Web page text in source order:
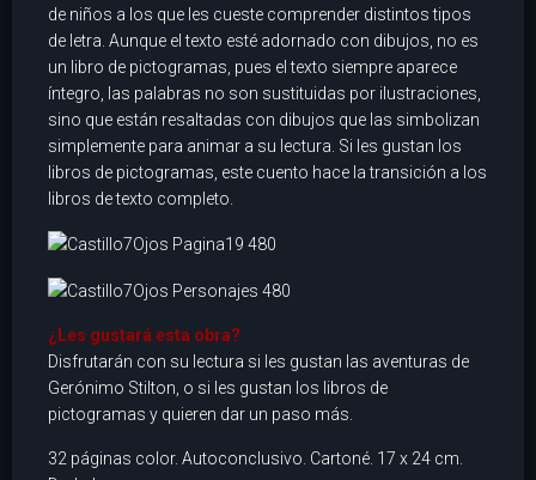
de niños a los que les cueste comprender distintos tipos
de letra. Aunque el texto esté adornado con dibujos, no es
un libro de pictogramas, pues el texto siempre aparece
íntegro, las palabras no son sustituidas por ilustraciones,
sino que están resaltadas con dibujos que las simbolizan
simplemente para animar a su lectura. Si les gustan los
libros de pictogramas, este cuento hace la transición a los
libros de texto completo.
¿Les gustará esta obra?
Disfrutarán con su lectura si les gustan las aventuras de
Gerónimo Stilton, o si les gustan los libros de
pictogramas y quieren dar un paso más.
32 páginas color. Autoconclusivo. Cartoné. 17 x 24 cm.